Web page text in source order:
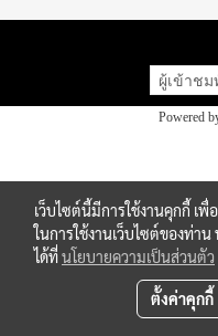
ผู้เข้าช
Powered
เว็บไซต์นี้มีการใช้งานคุกกี้ เ
ในการใช้งานเว็บไซต์ของท่า
ได้ที่นโยบายความเป็นส่วนตัว
ตั้งค่าคุกกี้